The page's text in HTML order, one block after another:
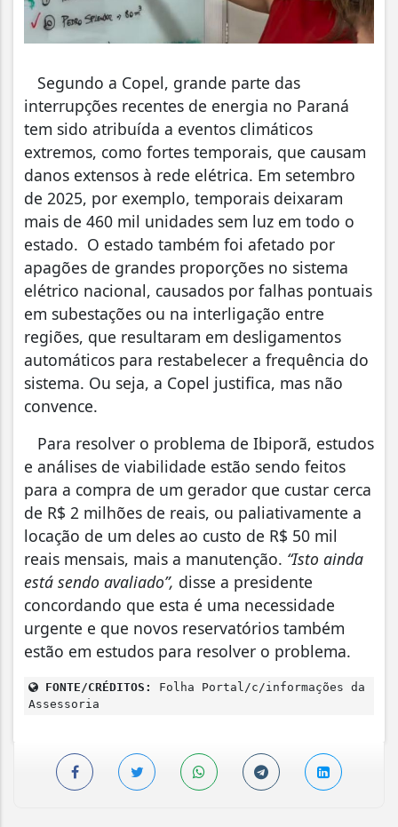
Segundo a Copel, grande parte das
interrupções recentes de energia no Paraná
tem sido atribuída a eventos climáticos
extremos, como fortes temporais, que causam
danos extensos à rede elétrica. Em setembro
de 2025, por exemplo, temporais deixaram
mais de 460 mil unidades sem luz em todo o
estado. O estado também foi afetado por
apagões de grandes proporções no sistema
elétrico nacional, causados por falhas pontuais
em subestações ou na interligação entre
regiões, que resultaram em desligamentos
automáticos para restabelecer a frequência do
sistema. Ou seja, a Copel justifica, mas não
convence.
Para resolver o problema de Ibiporã, estudos
e análises de viabilidade estão sendo feitos
para a compra de um gerador que custar cerca
de R$ 2 milhões de reais, ou paliativamente a
locação de um deles ao custo de R$ 50 mil
reais mensais, mais a manutenção. “Isto ainda
está sendo avaliado”, disse a presidente
concordando que esta é uma necessidade
urgente e que novos reservatórios também
estão em estudos para resolver o problema.
FONTE/CRÉDITOS:
Folha Portal/c/informações da
Assessoria